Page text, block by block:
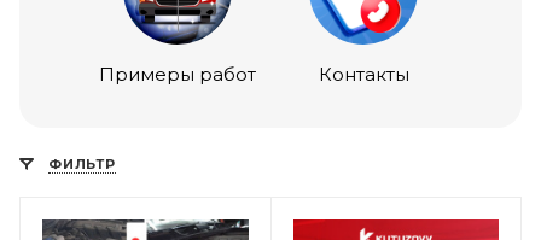
Примеры работ Контакты
ФИЛЬТР